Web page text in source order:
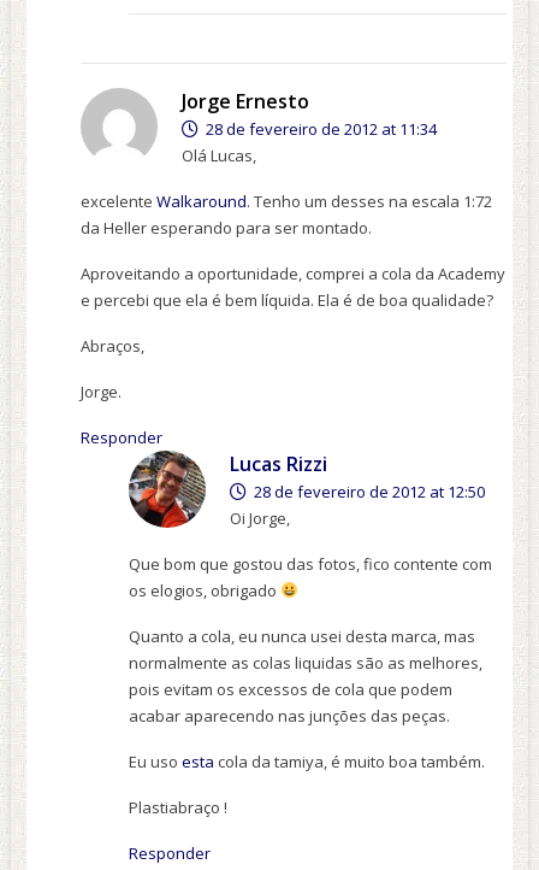
Jorge Ernesto
28 de fevereiro de 2012 at 11:34
Olá Lucas,
excelenteWalkaround. Tenho um desses na escala 1:72
da Heller esperando para ser montado.
Aproveitando a oportunidade, comprei a cola da Academy
e percebi que ela é bem líquida. Ela é de boa qualidade?
Abraços,
Jorge.
Responder
Lucas Rizzi
28 de fevereiro de 2012 at 12:50
Oi Jorge,
Que bom que gostou das fotos, fico contente com
os elogios, obrigado
Quanto a cola, eu nunca usei desta marca, mas
normalmente as colas liquidas são as melhores,
pois evitam os excessos de cola que podem
acabar aparecendo nas junções das peças.
Eu usoesta cola da tamiya, é muito boa também.
Plastiabraço !
Responder